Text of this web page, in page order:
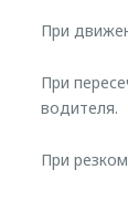
При
При
водителя.
При